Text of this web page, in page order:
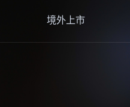
境外上市